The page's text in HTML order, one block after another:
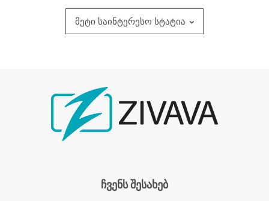
მეტი საინტერესო სტატია
ჩვენს შესახებ